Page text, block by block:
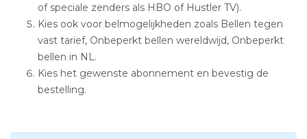
of speciale zenders als HBO of Hustler TV).
Kies ook voor belmogelijkheden zoals Bellen tegen
vast tarief, Onbeperkt bellen wereldwijd, Onbeperkt
bellen in NL.
Kies het gewenste abonnement en bevestig de
bestelling.